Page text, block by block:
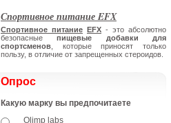
Спортивное питание EFX
Спортивное питание EFX - это абсолютно
безопасныепищевые добавки для
спортсменов , которые приносят только
пользу, в отличие от запрещенных стероидов.
Опрос
Какую марку вы предпочитаете
Olimp labs